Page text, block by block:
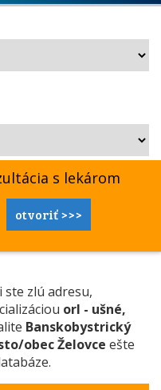
s lekárom
otvoriť >>>
ste zlú adresu,
orl - ušné,
Banskobystrický
obec Želovce ešte